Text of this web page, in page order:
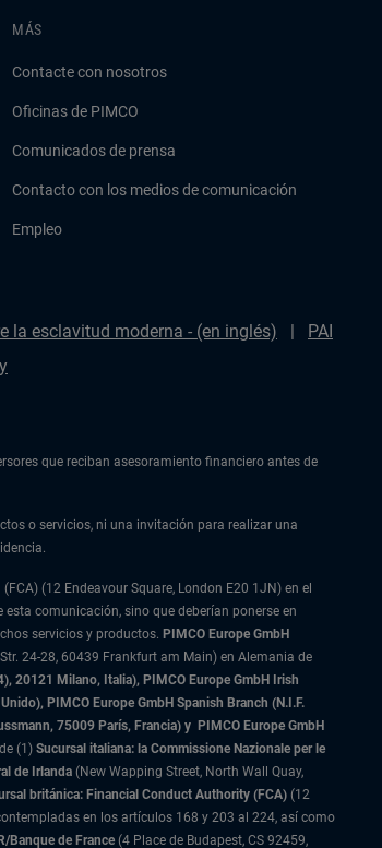
MÁS
Contacte con nosotros
Oficinas de PIMCO
Comunicados de prensa
Contacto con los medios de comunicación
Empleo
la esclavitud moderna - (en inglés)
PAI
que reciban asesoramiento financiero antes de
o servicios, ni una invitación para realizar una
(12 Endeavour Square, London E20 1JN) en el
comunicación, sino que deberían ponerse en
servicios y productos. PIMCO Europe GmbH
24-28, 60439 Frankfurt am Main) en Alemania de
20121 Milano, Italia), PIMCO Europe GmbH Irish
PIMCO Europe GmbH Spanish Branch (N.I.F.
75009 París, Francia) y PIMCO Europe GmbH
(1) Sucursal italiana: la Commissione Nazionale per le
de Irlanda (New Wapping Street, North Wall Quay,
británica: Financial Conduct Authority (FCA) (12
en los artículos 168 y 203 al 224, así como
Banque de France (4 Place de Budapest, CS 92459,